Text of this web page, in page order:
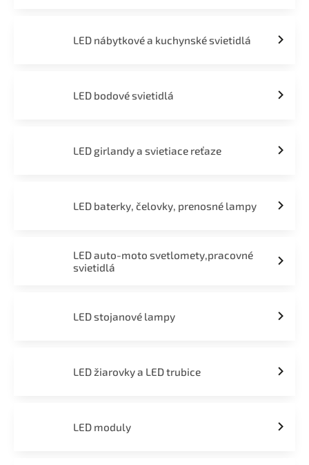
LED nábytkové a kuchynské svietidlá
LED bodové svietidlá
LED girlandy a svietiace reťaze
LED baterky, čelovky, prenosné lampy
LED auto-moto svetlomety,pracovné
svietidlá
LED stojanové lampy
LED žiarovky a LED trubice
LED moduly